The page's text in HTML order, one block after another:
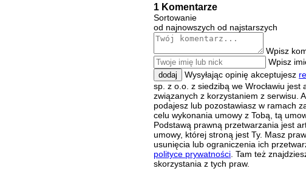
1 Komentarze
Sortowanie
od najnowszych od najstarszych
Wpisz
Wpisz
dodaj Wysyłając opinię akceptujesz
sp. z o.o. z siedzibą we Wrocławiu
związanych z korzystaniem z serwisu.
podajesz lub pozostawiasz w ramach
celu wykonania umowy z Tobą, tą
Podstawą prawną przetwarzania jest
umowy, której stroną jest Ty. Masz
usunięcia lub ograniczenia ich
polityce prywatności . Tam też
skorzystania z tych praw.